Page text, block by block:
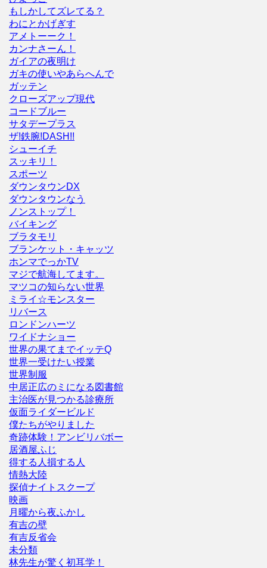
もしかしてズレてる？
わにとかげぎす
アメトーーク！
カンナさーん！
ガイアの夜明け
ガキの使いやあらへんで
ガッテン
クローズアップ現代
コードブルー
サタデープラス
ザ!鉄腕!DASH!!
シューイチ
スッキリ！
スポーツ
ダウンタウンDX
ダウンタウンなう
ノンストップ！
バイキング
ブラタモリ
ブランケット・キャッツ
ホンマでっかTV
マジで航海してます。
マツコの知らない世界
ミライ☆モンスター
リバース
ロンドンハーツ
ワイドナショー
世界の果てまでイッテQ
世界一受けたい授業
世界制服
中居正広のミになる図書館
主治医が見つかる診療所
仮面ライダービルド
僕たちがやりました
奇跡体験！アンビリバボー
居酒屋ふじ
得する人損する人
情熱大陸
探偵ナイトスクープ
映画
月曜から夜ふかし
有吉の壁
有吉反省会
未分類
林先生が驚く初耳学！